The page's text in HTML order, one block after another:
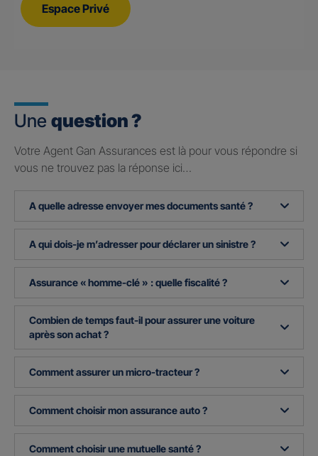
Espace Privé
Une question ?
Votre Agent Gan Assurances est là pour vous répondre si
vous ne trouvez pas la réponse ici…
A quelle adresse envoyer mes documents santé ?
A qui dois-je m’adresser pour déclarer un sinistre ?
Assurance « homme-clé » : quelle fiscalité ?
Combien de temps faut-il pour assurer une voiture
après son achat ?
Comment assurer un micro-tracteur ?
Comment choisir mon assurance auto ?
Comment choisir une mutuelle santé ?